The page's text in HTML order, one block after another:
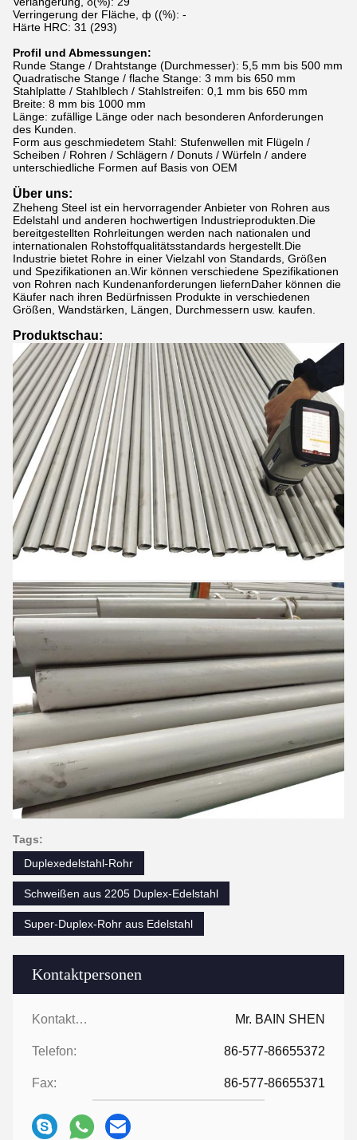
Kontaktpersonen
Kontaktpersonen: Mr. BAIN SHEN
Telefon: 86-577-86655372
Fax: 86-577-86655371
Verringerung der Fläche, ф ((%): -
Härte HRC: 31 (293)
Profil und Abmessungen:
Runde Stange / Drahtstange (Durchmesser): 5,5 mm bis 500 mm
Quadratische Stange / flache Stange: 3 mm bis 650 mm
Stahlplatte / Stahlblech / Stahlstreifen: 0,1 mm bis 650 mm
Breite: 8 mm bis 1000 mm
Länge: zufällige Länge oder nach besonderen Anforderungen
des Kunden.
Form aus geschmiedetem Stahl: Stufenwellen mit Flügeln /
Scheiben / Rohren / Schlägern / Donuts / Würfeln / andere
unterschiedliche Formen auf Basis von OEM
Über uns:
Zheheng Steel ist ein hervorragender Anbieter von Rohren aus
Edelstahl und anderen hochwertigen Industrieprodukten.Die
bereitgestellten Rohrleitungen werden nach nationalen und
internationalen Rohstoffqualitätsstandards hergestellt.Die
Industrie bietet Rohre in einer Vielzahl von Standards, Größen
und Spezifikationen an.Wir können verschiedene Spezifikationen
von Rohren nach Kundenanforderungen liefernDaher können die
Käufer nach ihren Bedürfnissen Produkte in verschiedenen
Größen, Wandstärken, Längen, Durchmessern usw. kaufen.
Produktschau:
Tags:
Duplexedelstahl-Rohr
Schweißen aus 2205 Duplex-Edelstahl
Super-Duplex-Rohr aus Edelstahl